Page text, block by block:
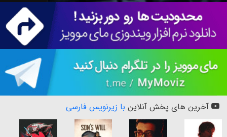
آخرین های پخش آنلاین با زیرنویس فارسی